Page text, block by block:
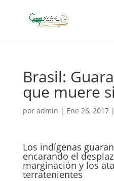
Brasil:
que muere
por admin | Ene 26, 2017|
Los indígenas
encarando el
marginación y los
terratenientes